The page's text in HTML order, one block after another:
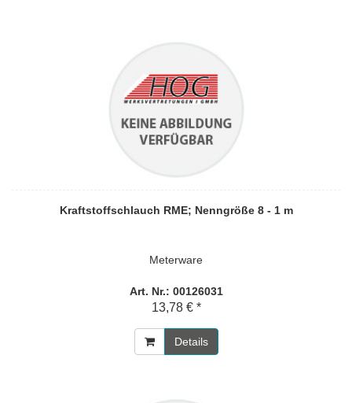
Kraftstoffschlauch RME; Nenngröße 8 - 1 m
Meterware
Art. Nr.: 00126031
13,78 € *
Details